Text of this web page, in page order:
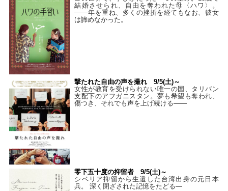
結婚させられ、自由を奪われた母〈ハワ〉。
——年を重ね、多くの挫折を経てもなお、彼女
は諦めなかった。
撃たれた自由の声を撮れ 9/5(土)～
女性が教育を受けられない唯一の国、タリバン
支配下のアフガニスタン。夢も希望も奪われ、
傷つき、それでも声を上げ続ける——
零下五十度の抑留者 9/5(土)～
シベリア抑留から生還した台湾出身の元日本
兵。 深く閉ざされた記憶をたどる—